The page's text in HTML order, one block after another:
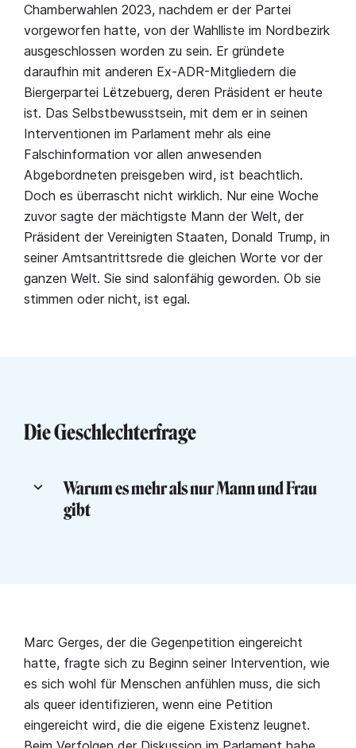
Chamberwahlen 2023, nachdem er der Partei
vorgeworfen hatte, von der Wahlliste im Nordbezirk
ausgeschlossen worden zu sein. Er gründete
daraufhin mit anderen Ex-ADR-Mitgliedern die
Biergerpartei Lëtzebuerg, deren Präsident er heute
ist. Das Selbstbewusstsein, mit dem er in seinen
Interventionen im Parlament mehr als eine
Falschinformation vor allen anwesenden
Abgebordneten preisgeben wird, ist beachtlich.
Doch es überrascht nicht wirklich. Nur eine Woche
zuvor sagte der mächtigste Mann der Welt, der
Präsident der Vereinigten Staaten, Donald Trump, in
seiner Amtsantrittsrede die gleichen Worte vor der
ganzen Welt. Sie sind salonfähig geworden. Ob sie
stimmen oder nicht, ist egal.
Die Geschlechterfrage
Warum es mehr als nur Mann und Frau
gibt
Marc Gerges, der die Gegenpetition eingereicht
hatte, fragte sich zu Beginn seiner Intervention, wie
es sich wohl für Menschen anfühlen muss, die sich
als queer identifizieren, wenn eine Petition
eingereicht wird, die die eigene Existenz leugnet.